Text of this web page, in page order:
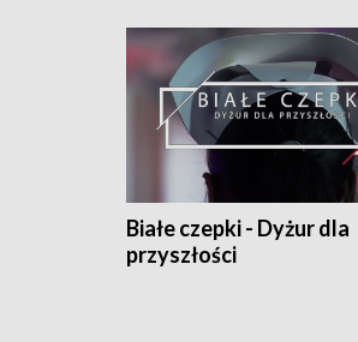
Białe czepki - Dyżur dla
przyszłości